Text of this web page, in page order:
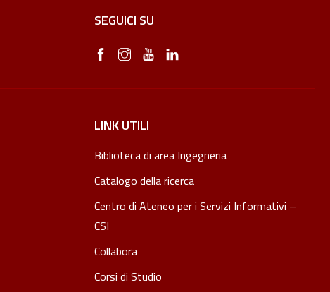
SEGUICI SU
LINK UTILI
Biblioteca di area Ingegneria
Catalogo della ricerca
Centro di Ateneo per i Servizi Informativi –
CSI
Collabora
Corsi di Studio